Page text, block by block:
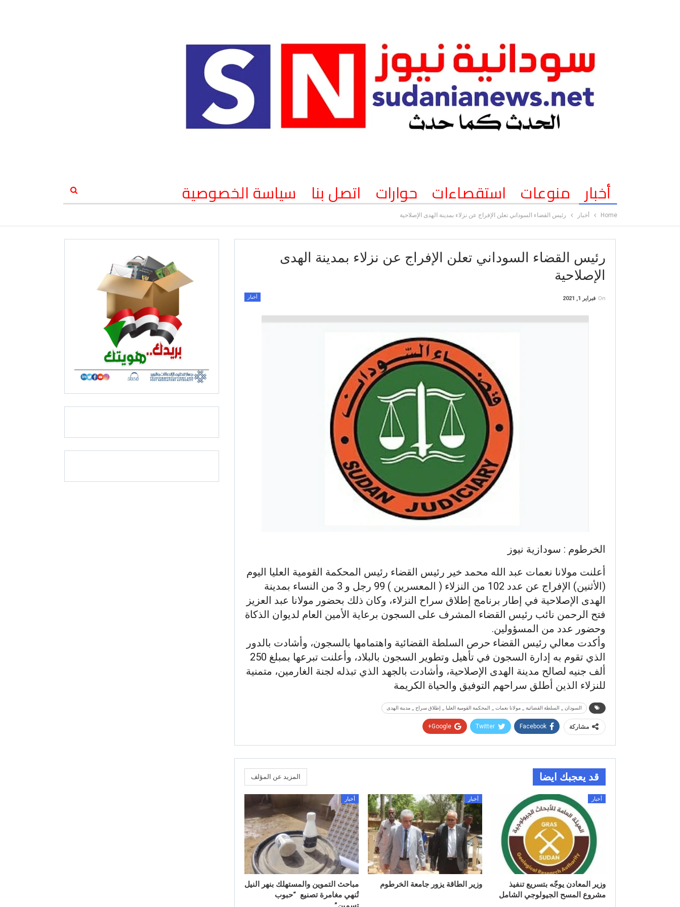
أخبار منوعات استقصاءات حوارات اتصل بنا سياسة الخصوصية
Home أخبار رئيس القضاء السوداني تعلن الإفراج عن نزلاء بمدينة الهدى الإصلاحية
رئيس القضاء السوداني تعلن الإفراج عن نزلاء بمدينة الهدى
الإصلاحية
أخبار On فبراير 1, 2021
الخرطوم : سودازية نيوز
أعلنت مولانا نعمات عبد الله محمد خير رئيس القضاء رئيس المحكمة القومية العليا اليوم
(الأثنين) الإفراج عن عدد 102 من النزلاء ( المعسرين ) 99 رجل و 3 من النساء بمدينة
الهدى الإصلاحية في إطار برنامج إطلاق سراح النزلاء، وكان ذلك بحضور مولانا عبد العزيز
فتح الرحمن نائب رئيس القضاء المشرف على السجون برعاية الأمين العام لديوان الذكاة
وحضور عدد من المسؤولين.
وأكدت معالي رئيس القضاء حرص السلطة القضائية واهتمامها بالسجون، وأشادت بالدور
الذي تقوم به إدارة السجون في تأهيل وتطوير السجون بالبلاد، وأعلنت تبرعها بمبلغ 250
ألف جنيه لصالح مدينة الهدى الإصلاحية، وأشادت بالجهد الذي تبذله لجنة الغارمين، متمنية
للنزلاء الذين أطلق سراحهم التوفيق والحياة الكريمة
السودان _ السلطة القضائية _ مولانا نعمات _ المحكمة القومية العليا _ إطلاق سراح _ مدينة الهدى
مشاركة Facebook
Twitter
Google+
قد يعجبك ايضا المزيد عن المؤلف
أخبار
وزير المعادن يوجّه بتسريع تنفيذ
مشروع المسح الجيولوجي الشامل
أخبار
وزير الطاقة يزور جامعة الخرطوم
أخبار
مباحث التموين والمستهلك بنهر النيل
تُنهي مغامرة تصنيع “حبوب